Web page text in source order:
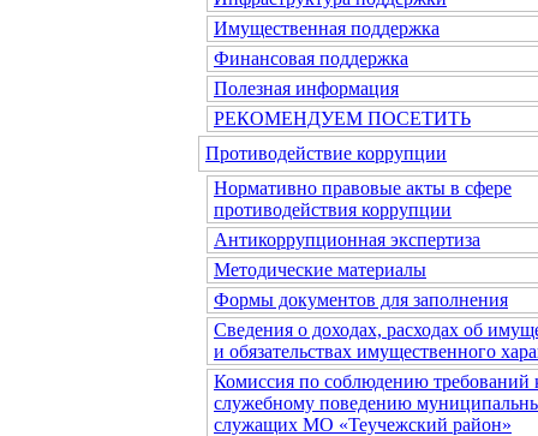
Имущественная поддержка
Финансовая поддержка
Полезная информация
РЕКОМЕНДУЕМ ПОСЕТИТЬ
Противодействие коррупции
Нормативно правовые акты в сфере
противодействия коррупции
Антикоррупционная экспертиза
Методические материалы
Формы документов для заполнения
Сведения о доходах, расходах об
и обязательствах имущественного
Комиссия по соблюдению требований
служебному поведению
служащих МО «Теучежский район»